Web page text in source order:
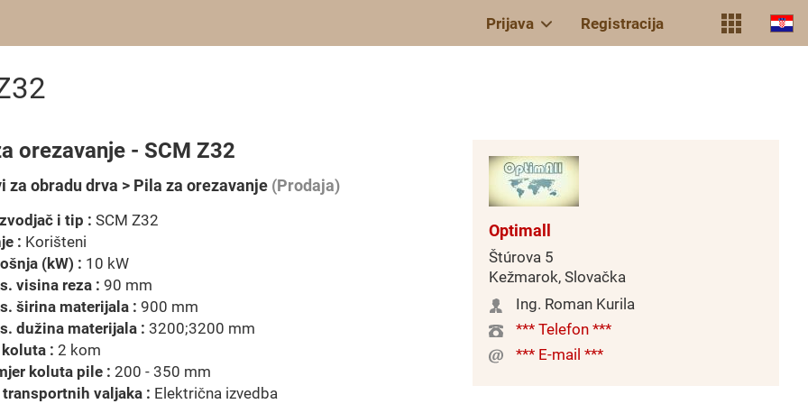
Prijava Registracija
orezavanje - SCM Z32
za obradu drva > Pila za orezavanje (Prodaja)
i tip : SCM Z32
: Korišteni
(kW) : 10 kW
visina reza : 90 mm
širina materijala : 900 mm
dužina materijala : 3200;3200 mm
: 2 kom
koluta pile : 200 - 350 mm
transportnih valjaka : Električna izvedba
Optimall
Štúrova 5
Kežmarok, Slovačka
Ing. Roman Kurila
*** Telefon ***
*** E-mail ***